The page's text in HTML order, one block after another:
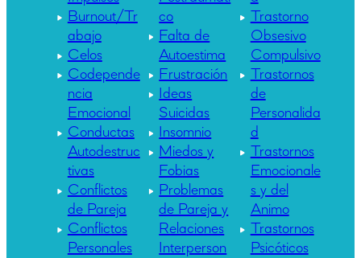
Burnout/Tr
abajo
Celos
Codepende
ncia
Emocional
Conductas
Autodestruc
tivas
Conflictos
de Pareja
Conflictos
Personales
co
Falta de
Autoestima
Frustración
Ideas
Suicidas
Insomnio
Miedos y
Fobias
Problemas
de Pareja y
Relaciones
Interperson
Trastorno
Obsesivo
Compulsivo
Trastornos
de
Personalida
d
Trastornos
Emocionale
s y del
Animo
Trastornos
Psicóticos